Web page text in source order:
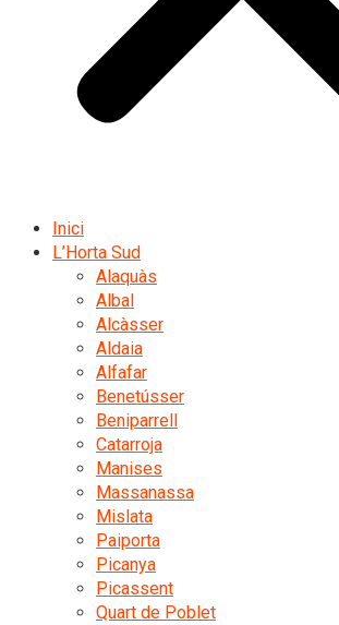
Inici
L’Horta Sud
Alaquàs
Albal
Alcàsser
Aldaia
Alfafar
Benetússer
Beniparrell
Catarroja
Manises
Massanassa
Mislata
Paiporta
Picanya
Picassent
Quart de Poblet